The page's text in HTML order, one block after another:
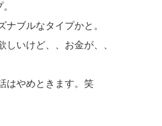
ナブルなタイプかと。
しいけど、、お金が、、
はやめときます。笑